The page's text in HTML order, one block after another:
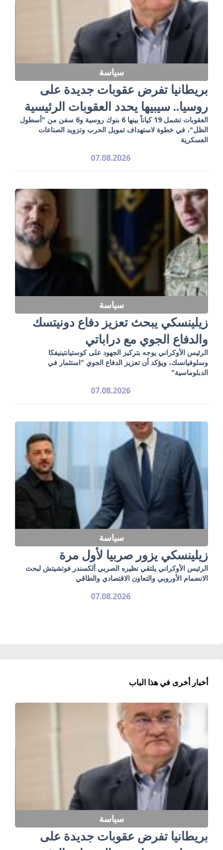
سياسة
بريطانيا تفرض عقوبات جديدة على
روسيا.. سيبيها يحدد العقوبات الرئيسية
العقوبات تشمل 19 كياناً بينها 6 بنوك روسية و6 سفن من "أسطول
الظل"، في خطوة لاستهداف تمويل الحرب وتزويد الصناعات
العسكرية
07.08.2026
سياسة
زيلينسكي يبحث تعزيز دفاع دونيتسك
والدفاع الجوي مع دراباتي
الرئيس الأوكراني يوجه بتركيز الجهود على كوستيانتينيفكا
وسلوفيانسك، ويؤكد أن تعزيز الدفاع الجوي "استثمار في
الدبلوماسية"
07.08.2026
سياسة
زيلينسكي يزور صربيا لأول مرة
الرئيس الأوكراني يلتقي نظيره الصربي ألكسندر فوتشيتش لبحث
الانضمام الأوروبي والتعاون الاقتصادي والطاقي
07.08.2026
أخبار أخرى في هذا الباب
سياسة
بريطانيا تفرض عقوبات جديدة على